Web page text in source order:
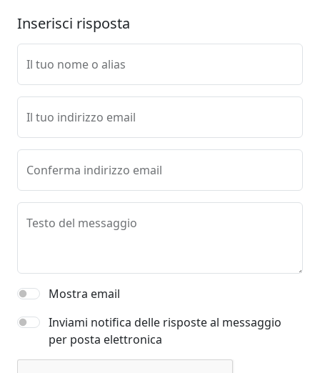
Inserisci risposta
Il tuo nome o alias
Il tuo indirizzo email
Conferma indirizzo email
Testo del messaggio
Mostra email
Inviami notifica delle risposte al messaggio
per posta elettronica